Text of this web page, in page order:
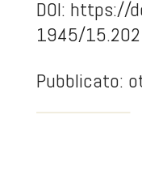
DOI: https://
1945/
Pubblicato: